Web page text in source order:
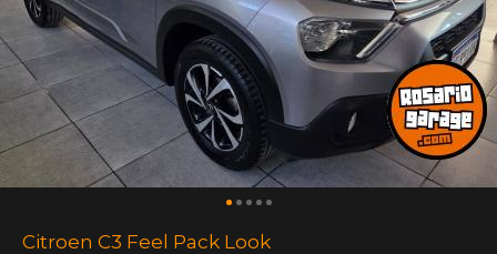
Citroen C3 Feel Pack Look